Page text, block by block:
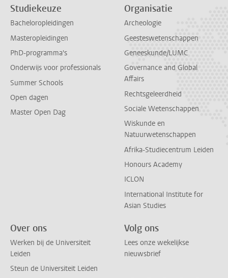
Studiekeuze
Bacheloropleidingen
Masteropleidingen
PhD-programma's
Onderwijs voor professionals
Summer Schools
Open dagen
Master Open Dag
Organisatie
Archeologie
Geesteswetenschappen
Geneeskunde/LUMC
Governance and Global
Affairs
Rechtsgeleerdheid
Sociale Wetenschappen
Wiskunde en
Natuurwetenschappen
Afrika-Studiecentrum Leiden
Honours Academy
ICLON
International Institute for
Asian Studies
Over ons
Werken bij de Universiteit
Leiden
Steun de Universiteit Leiden
Volg ons
Lees onze wekelijkse
nieuwsbrief